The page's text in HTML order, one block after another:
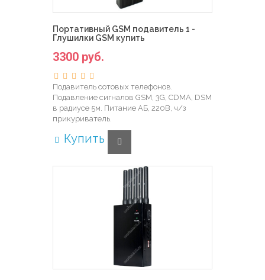
Портативный GSM подавитель 1 -
Глушилки GSM купить
3300 руб.
Подавитель сотовых телефонов.
Подавление сигналов GSM, 3G, CDMA, DSM
в радиусе 5м. Питание АБ, 220В, ч/з
прикуриватель.
Купить